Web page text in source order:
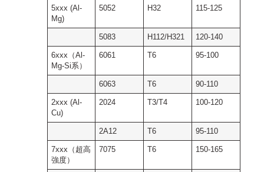
5xxx (Al-
Mg)
5052 H32 115-125
5083 H112/H321 120-140
6xxx（Al-
Mg-Si系）
6061 T6 95-100
6063 T6 90-110
2xxx (Al-
Cu)
2024 T3/T4 100-120
2A12 T6 95-110
7xxx（超高
強度）
7075 T6 150-165